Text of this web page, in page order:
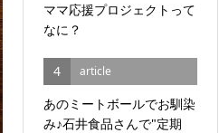
ママ応援プロジェクトって
なに？
4 article
あのミートボールでお馴染
み♪石井食品さんで"定期